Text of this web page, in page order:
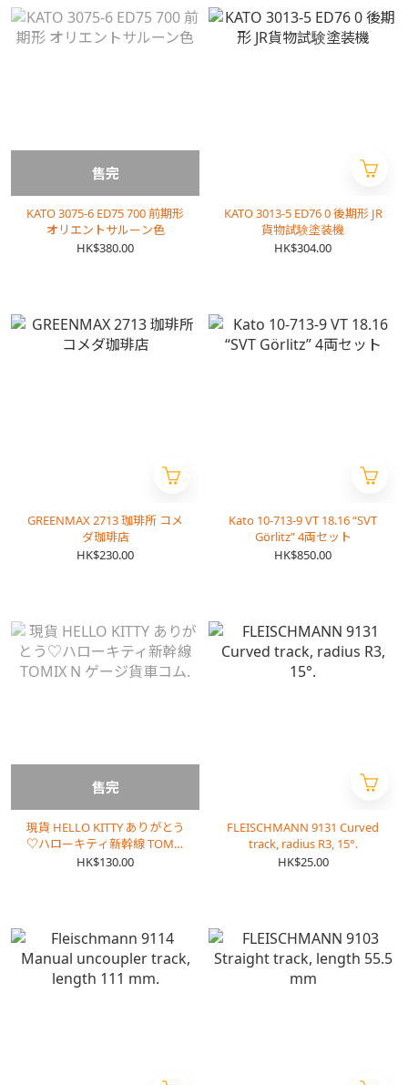
售完
KATO 3075-6 ED75 700 前期形
オリエントサルーン色
HK$380.00
KATO 3013-5 ED76 0 後期形 JR
貨物試験塗装機
HK$304.00
GREENMAX 2713 珈琲所 コメ
ダ珈琲店
HK$230.00
Kato 10-713-9 VT 18.16 “SVT
Görlitz” 4両セット
HK$850.00
售完
現貨 HELLO KITTY ありがとう
♡ハローキティ新幹線 TOMIX
N ゲージ貨車コム.
HK$130.00
FLEISCHMANN 9131 Curved
track, radius R3, 15°.
HK$25.00